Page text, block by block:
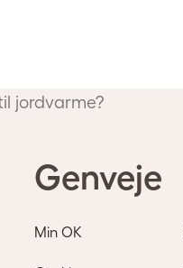
jordvarme?
Genveje
Min OK